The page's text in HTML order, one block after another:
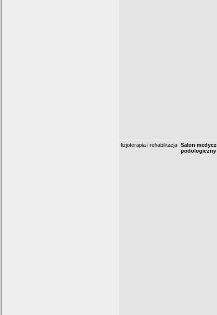
fizjoterapia i rehabilitacja Salon
podologiczny